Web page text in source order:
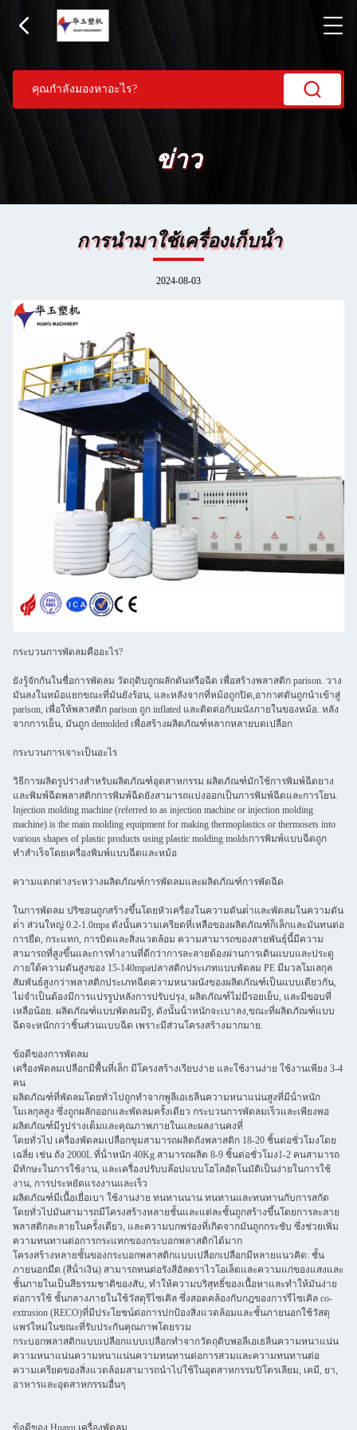
ข่าว
การนํามาใช้เครื่องเก็บน้ํา
2024-08-03
กระบวนการพัดลมคืออะไร?
ยังรู้จักกันในชื่อการพัดลม วัตถุดิบถูกผลักดันหรือฉีด เพื่อสร้างพลาสติก parison. วาง
มันลงในหม้อแยกขณะที่มันยังร้อน, และหลังจากที่หม้อถูกปิด,อากาศดันถูกนําเข้าสู่
parison, เพื่อให้พลาสติก parison ถูก inflated และติดต่อกับผนังภายในของหม้อ. หลัง
จากการเย็น, มันถูก demolded เพื่อสร้างผลิตภัณฑ์หลากหลายบดเปลือก
กระบวนการเจาะเป็นอะไร
วิธีการผลิตรูปร่างสําหรับผลิตภัณฑ์อุตสาหกรรม ผลิตภัณฑ์มักใช้การพิมพ์ฉีดยาง
และพิมพ์ฉีดพลาสติกการพิมพ์ฉีดยังสามารถแบ่งออกเป็นการพิมพ์ฉีดและการโยน.
Injection molding machine (referred to as injection machine or injection molding
machine) is the main molding equipment for making thermoplastics or thermosets into
various shapes of plastic products using plastic molding moldsการพิมพ์แบบฉีดถูก
ทําสําเร็จโดยเครื่องพิมพ์แบบฉีดและหม้อ
ความแตกต่างระหว่างผลิตภัณฑ์การพัดลมและผลิตภัณฑ์การพัดฉีด
ในการพัดลม ปริซอนถูกสร้างขึ้นโดยหัวเครื่องในความดันต่ําและพัดลมในความดัน
ต่ํา ส่วนใหญ่ 0.2-1.0mpa ดังนั้นความเครียดที่เหลือของผลิตภัณฑ์ก็เล็กและมันทนต่อ
การยืด, กระแทก, การบิดและสิ่งแวดล้อม ความสามารถของสายพันธุ์นี้มีความ
สามารถที่สูงขึ้นและการทํางานที่ดีกว่าการละลายต้องผ่านการเดินแบบและประตู
ภายใต้ความดันสูงของ 15-140mpaปลาสติกประเภทแบบพัดลม PE มีมวลโมเลกุล
สัมพันธ์สูงกว่าพลาสติกประเภทฉีดความหนาผนังของผลิตภัณฑ์เป็นแบบเดียวกัน,
ไม่จําเป็นต้องมีการแปรรูปหลังการปรับปรุง, ผลิตภัณฑ์ไม่มีรอยเย็บ, และมีขอบที่
เหลือน้อย. ผลิตภัณฑ์แบบพัดลมมีรู, ดังนั้นน้ําหนักจะเบาลง,ขณะที่ผลิตภัณฑ์แบบ
ฉีดจะหนักกว่าชิ้นส่วนแบบฉีด เพราะมีส่วนโครงสร้างมากมาย.
ข้อดีของการพัดลม
เครื่องพัดลมเปลือกมีพื้นที่เล็ก มีโครงสร้างเรียบง่าย และใช้งานง่าย ใช้งานเพียง 3-4
คน
ผลิตภัณฑ์ที่พัดลมโดยทั่วไปถูกทําจากพูลีเอเธลีนความหนาแน่นสูงที่มีน้ําหนัก
โมเลกุลสูง ซึ่งถูกผลักออกและพัดลมครั้งเดียว กระบวนการพัดลมเร็วและเพียงพอ
ผลิตภัณฑ์มีรูปร่างเต็มและคุณภาพภายในและผลงานคงที่
โดยทั่วไป เครื่องพัดลมเปลือกขุมสามารถผลิตถังพลาสติก 18-20 ชิ้นต่อชั่วโมงโดย
เฉลี่ย เช่น ถัง 2000L ที่น้ําหนัก 40Kg สามารถผลิต 8-9 ชิ้นต่อชั่วโมง1-2 คนสามารถ
มีทักษะในการใช้งาน, และเครื่องปรับบล๊อปแบบโฮโลอัตโนมัติเป็นง่ายในการใช้
งาน, การประหยัดแรงงานและเร็ว
ผลิตภัณฑ์มีเนื้อเยื่อเบา ใช้งานง่าย ทนทานนาน ทนทานและทนทานกับการสกัด
โดยทั่วไปมันสามารถมีโครงสร้างหลายชั้นและแต่ละชั้นถูกสร้างขึ้นโดยการละลาย
พลาสติกละลายในครั้งเดียว, และความบกพร่องที่เกิดจากมันถูกกระชับ ซึ่งช่วยเพิ่ม
ความทนทานต่อการกระแทกของกระบอกพลาสติกได้มาก
โครงสร้างหลายชั้นของกระบอกพลาสติกแบบเปลือกเปลือกมีหลายแนวคิด: ชั้น
ภายนอกมืด (สีน้ําเงิน) สามารถทนต่อรังสีอัลตราไวโอเล็ตและความแก่ของแสงและ
ชั้นภายในเป็นสีธรรมชาติของสับ, ทําให้ความบริสุทธิ์ของเนื้อหาและทําให้มันง่าย
ต่อการใช้ ชั้นกลางภายในใช้วัสดุรีไซเคิล ซึ่งสอดคล้องกับกฎของการรีไซเคิล co-
extrusion (RECO)ที่มีประโยชน์ต่อการปกป้องสิ่งแวดล้อมและชั้นภายนอกใช้วัสดุ
แพร่ใหม่ในขณะที่รับประกันคุณภาพโดยรวม
กระบอกพลาสติกแบบเปลือกแบบเปลือกทําจากวัตถุดิบพอลีเอเธลีนความหนาแน่น
ความหนาแน่นความหนาแน่นความทนทานต่อการสวมและความทนทานต่อ
ความเครียดของสิ่งแวดล้อมสามารถนําไปใช้ในอุตสาหกรรมปิโตรเลียม, เคมี, ยา,
อาหารและอุตสาหกรรมอื่นๆ
ข้อดีของ Huayu เครื่องพัดลม